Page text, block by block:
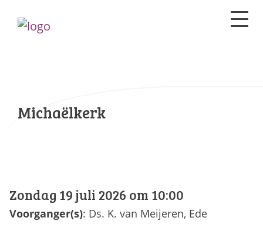
Michaëlkerk
Zondag 19 juli 2026 om 10:00
Voorganger(s): Ds. K. van Meijeren, Ede